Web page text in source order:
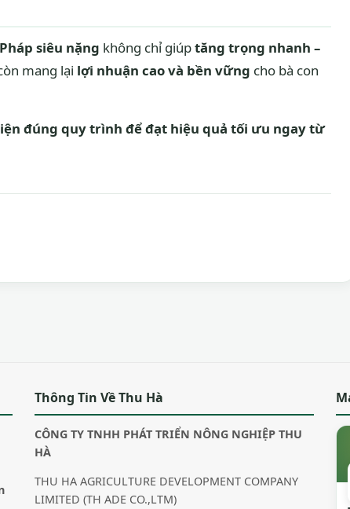
siêu nặng không chỉ giúptăng trọng nhanh –
mang lại lợi nhuận cao và bền vững cho bà con
đúng quy trình để đạt hiệu quả tối ưu ngay từ
Thông Tin Về Thu Hà
CÔNG TY TNHH PHÁT TRIỂN NÔNG NGHIỆP THU
HÀ
THU HA AGRICULTURE DEVELOPMENT COMPANY
LIMITED (TH ADE CO.,LTM)